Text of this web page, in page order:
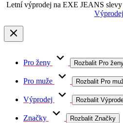
Letní výprodej na EXE JEANS slevy
Výprodej
Pro ženy Rozbalit Pro
Pro muže Rozbalit Pro
Výprodej Rozbalit
Značky Rozbalit Značky